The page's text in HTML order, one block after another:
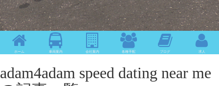
ホーム 車両案内 会社案内 各種手配 ブログ 求人
adam4adam speed dating near me